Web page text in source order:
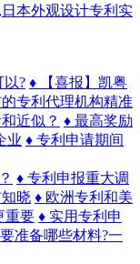
本外观设计专利实
以? ♦ 【喜报】凯粤
专利代理机构精准
近似？ ♦ 最高奖励
业 ♦ 专利申请期间
♦ 专利申报重大调
晓 ♦ 欧洲专利和美
重要 ♦ 实用专利申
准备哪些材料?一